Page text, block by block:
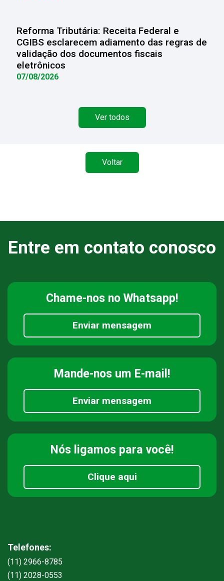
Reforma Tributária: Receita Federal e
CGIBS esclarecem adiamento das regras de
validação dos documentos fiscais
eletrônicos
07/08/2026
Ver todos
Voltar
Entre em contato conosco
Chame-nos no Whatsapp!
Enviar mensagem
Mande-nos um E-mail!
Enviar mensagem
Nós ligamos para você!
Clique aqui
Telefones:
(11) 2966-8785
(11) 2028-0553